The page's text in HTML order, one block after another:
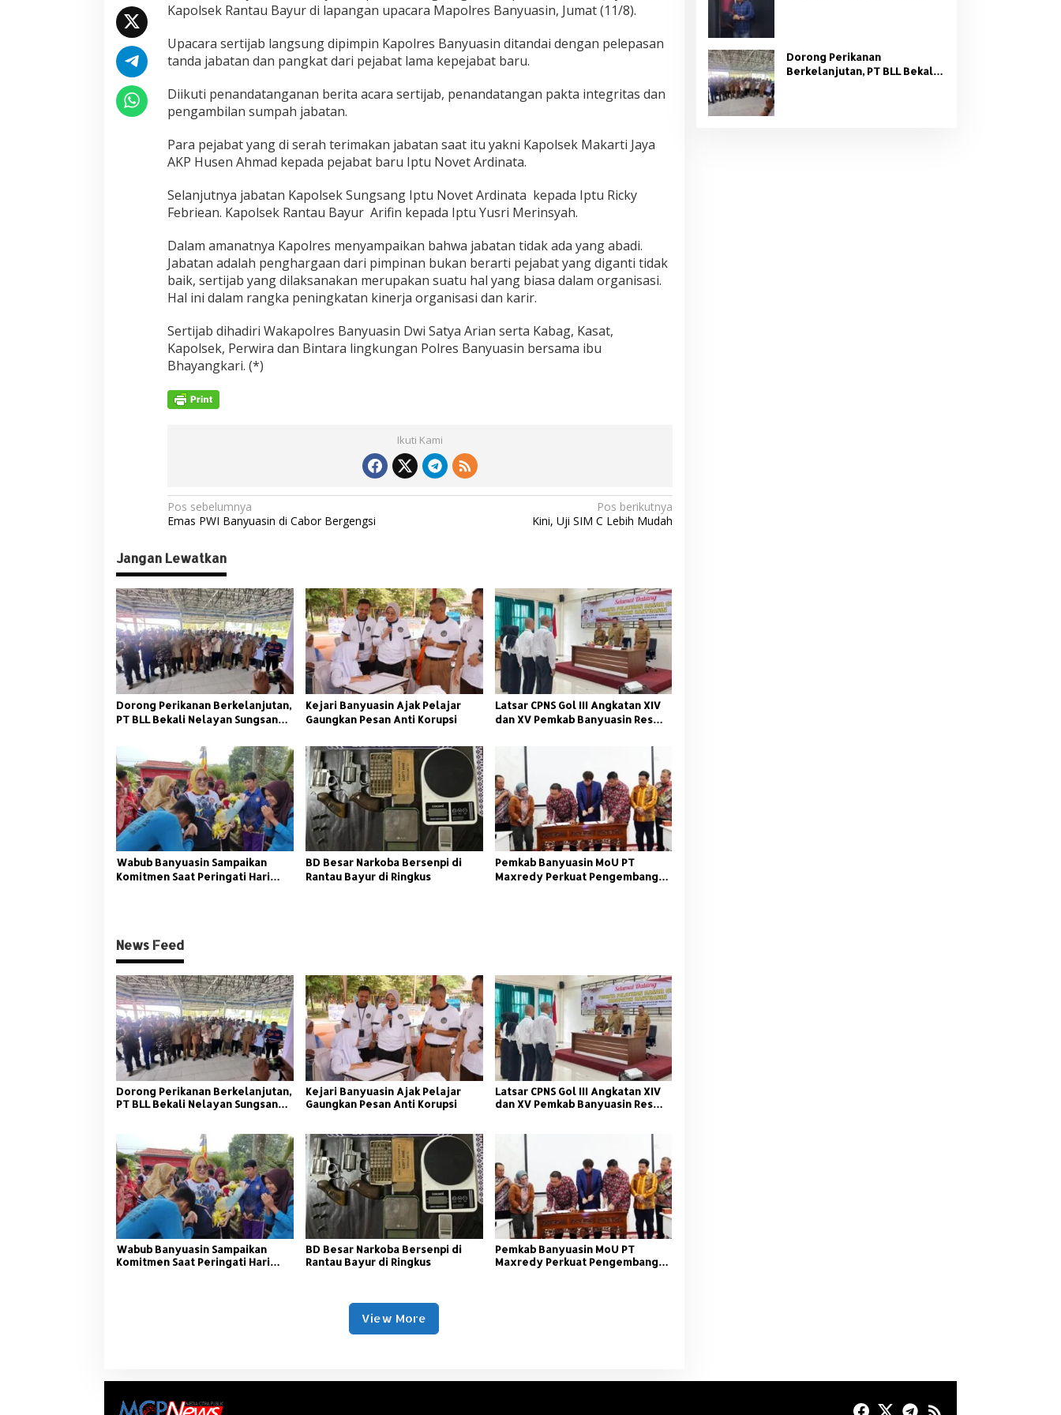
Kapolsek Rantau Bayur di lapangan upacara Mapolres Banyuasin, Jumat (11/8).
Upacara sertijab langsung dipimpin Kapolres Banyuasin ditandai dengan pelepasan
tanda jabatan dan pangkat dari pejabat lama kepejabat baru.
Diikuti penandatanganan berita acara sertijab, penandatangan pakta integritas dan
pengambilan sumpah jabatan.
Para pejabat yang di serah terimakan jabatan saat itu yakni Kapolsek Makarti Jaya
AKP Husen Ahmad kepada pejabat baru Iptu Novet Ardinata.
Selanjutnya jabatan Kapolsek Sungsang Iptu Novet Ardinata kepada Iptu Ricky
Febriean. Kapolsek Rantau Bayur Arifin kepada Iptu Yusri Merinsyah.
Dalam amanatnya Kapolres menyampaikan bahwa jabatan tidak ada yang abadi.
Jabatan adalah penghargaan dari pimpinan bukan berarti pejabat yang diganti tidak
baik, sertijab yang dilaksanakan merupakan suatu hal yang biasa dalam organisasi.
Hal ini dalam rangka peningkatan kinerja organisasi dan karir.
Sertijab dihadiri Wakapolres Banyuasin Dwi Satya Arian serta Kabag, Kasat,
Kapolsek, Perwira dan Bintara lingkungan Polres Banyuasin bersama ibu
Bhayangkari. (*)
Ikuti Kami
N
a
v
i
g
a
s
i
p
o
s
Pos sebelumnya
Emas PWI Banyuasin di Cabor Bergengsi
Pos berikutnya
Kini, Uji SIM C Lebih Mudah
Jangan Lewatkan
Dorong Perikanan Berkelanjutan,
PT BLL Bekali Nelayan Sungsang
Kejari Banyuasin Ajak Pelajar
Gaungkan Pesan Anti Korupsi
Latsar CPNS Gol III Angkatan XIV
dan XV Pemkab Banyuasin Resmi
Wabub Banyuasin Sampaikan
Komitmen Saat Peringati Hari
BD Besar Narkoba Bersenpi di
Rantau Bayur di Ringkus
Pemkab Banyuasin MoU PT
Maxredy Perkuat Pengembangan
News Feed
Dorong Perikanan Berkelanjutan,
PT BLL Bekali Nelayan Sungsang
Kejari Banyuasin Ajak Pelajar
Gaungkan Pesan Anti Korupsi
Latsar CPNS Gol III Angkatan XIV
dan XV Pemkab Banyuasin Resmi
Wabub Banyuasin Sampaikan
Komitmen Saat Peringati Hari
BD Besar Narkoba Bersenpi di
Rantau Bayur di Ringkus
Pemkab Banyuasin MoU PT
Maxredy Perkuat Pengembangan
View More
Dorong Perikanan
Berkelanjutan, PT BLL Bekali